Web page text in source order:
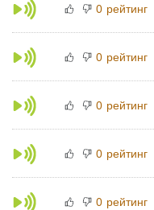
0 рейтинг
0 рейтинг
0 рейтинг
0 рейтинг
0 рейтинг